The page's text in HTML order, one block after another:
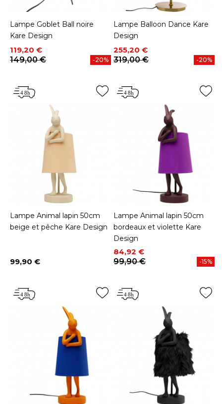
Lampe Goblet Ball noire
Kare Design
Prix
119,20 €
Prix de base
149,00 €
-20%
Lampe Balloon Dance Kare
Design
Prix
255,20 €
Prix de base
319,00 €
-20%
Lampe Animal lapin 50cm
beige et pêche Kare Design
Prix
99,90 €
Lampe Animal lapin 50cm
bordeaux et violette Kare
Design
Prix
84,92 €
Prix de base
99,90 €
-15%